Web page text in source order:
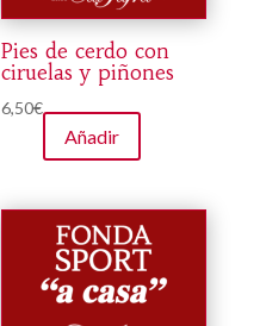
Pies de cerdo con
ciruelas y piñones
6,50€
Añadir